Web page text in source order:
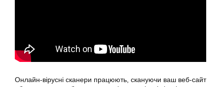
Онлайн-вірусні сканери працюють, скануючи ваш веб-сайт